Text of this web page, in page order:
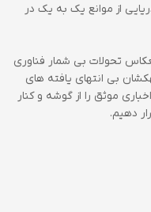
از موانع یک به یک در
تحولات بی شمار فناوری
بی انتهای یافته های
موثق را از گوشه و کنار
دهیم.